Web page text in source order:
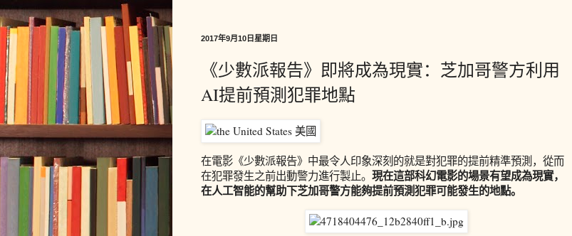
2017年9月10日星期日
《少數派報告》即將成為現實：芝加哥警方利用
AI提前預測犯罪地點
在電影《少數派報告》中最令人印象深刻的就是對犯罪的提前精準預測，從而
在犯罪發生之前出動警力進行製止。 現在這部科幻電影的場景有望成為現實，
在人工智能的幫助下芝加哥警方能夠提前預測犯罪可能發生的地點。